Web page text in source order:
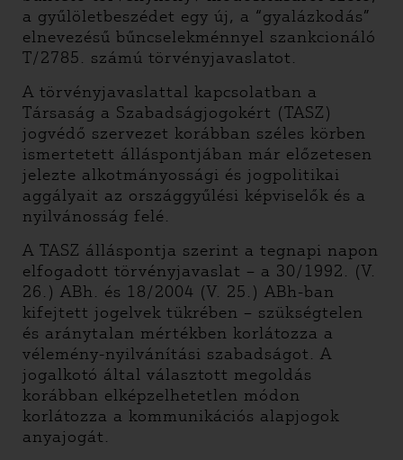
a gyűlöletbeszédet egy új, a “gyalázkodás”
elnevezésű bűncselekménnyel szankcionáló
T/2785. számú törvényjavaslatot.
A törvényjavaslattal kapcsolatban a
Társaság a Szabadságjogokért (TASZ)
jogvédő szervezet korábban széles körben
ismertetett álláspontjában már előzetesen
jelezte alkotmányossági és jogpolitikai
aggályait az országgyűlési képviselők és a
nyilvánosság felé.
A TASZ álláspontja szerint a tegnapi napon
elfogadott törvényjavaslat – a 30/1992. (V.
26.) ABh. és 18/2004 (V. 25.) ABh-ban
kifejtett jogelvek tükrében – szükségtelen
és aránytalan mértékben korlátozza a
vélemény-nyilvánítási szabadságot. A
jogalkotó által választott megoldás
korábban elképzelhetetlen módon
korlátozza a kommunikációs alapjogok
anyajogát.